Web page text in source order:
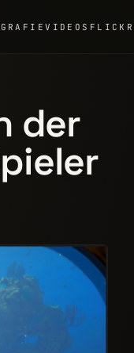
VIDEOS FLICKR
der